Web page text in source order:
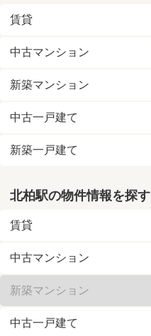
賃貸
中古マンション
新築マンション
中古一戸建て
新築一戸建て
北柏駅の物件情報を探す
賃貸
中古マンション
新築マンション
中古一戸建て